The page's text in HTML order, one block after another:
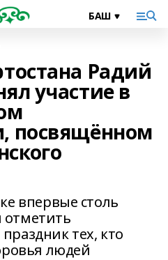
Радий
участие в
посвящённом
впервые столь
тех, кто
людей